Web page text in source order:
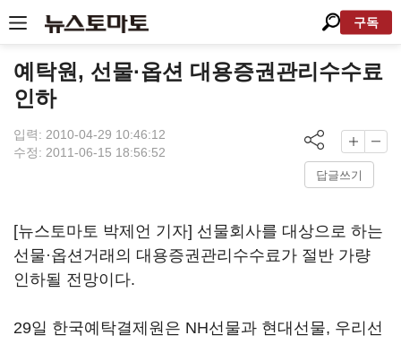
구독
예탁원, 선물·옵션 대용증권관리수수료
인하
입력: 2010-04-29 10:46:12
수정: 2011-06-15 18:56:52
답글쓰기
[뉴스토마토 박제언 기자] 선물회사를 대상으로 하는
선물·옵션거래의 대용증권관리수수료가 절반 가량
인하될 전망이다.
29일 한국예탁결제원은 NH선물과 현대선물, 우리선